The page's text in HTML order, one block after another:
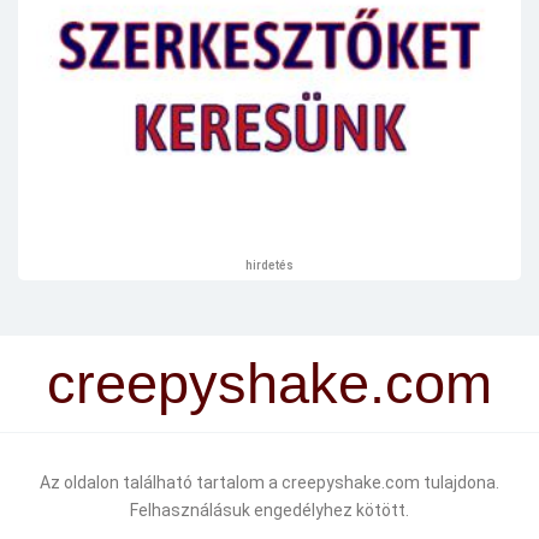
hirdetés
creepyshake.com
Az oldalon található tartalom a creepyshake.com tulajdona.
Felhasználásuk engedélyhez kötött.